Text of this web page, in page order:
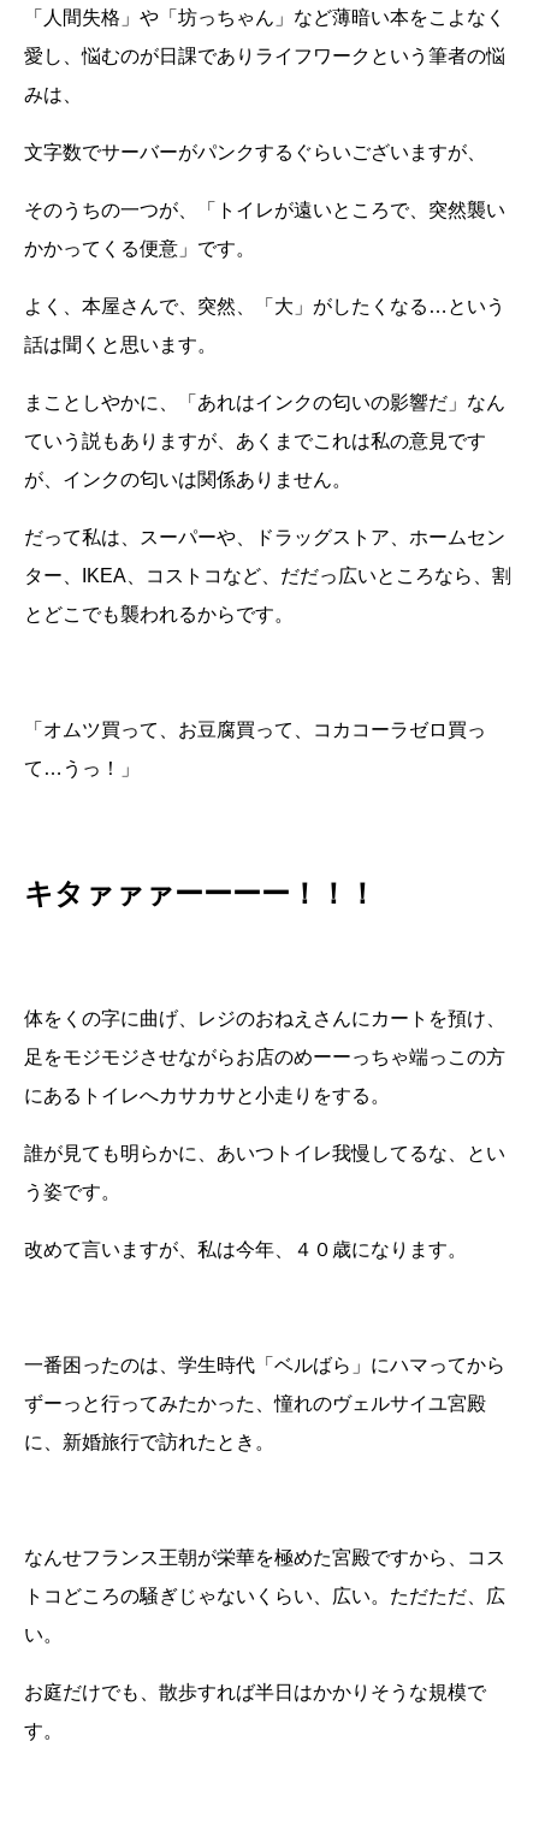
「人間失格」や「坊っちゃん」など薄暗い本をこよなく
愛し、悩むのが日課でありライフワークという筆者の悩
みは、
文字数でサーバーがパンクするぐらいございますが、
そのうちの一つが、「トイレが遠いところで、突然襲い
かかってくる便意」です。
よく、本屋さんで、突然、「大」がしたくなる…という
話は聞くと思います。
まことしやかに、「あれはインクの匂いの影響だ」なん
ていう説もありますが、あくまでこれは私の意見です
が、インクの匂いは関係ありません。
だって私は、スーパーや、ドラッグストア、ホームセン
ター、IKEA、コストコなど、だだっ広いところなら、割
とどこでも襲われるからです。
「オムツ買って、お豆腐買って、コカコーラゼロ買っ
て…うっ！」
キタァァァーーーー！！！
体をくの字に曲げ、レジのおねえさんにカートを預け、
足をモジモジさせながらお店のめーーっちゃ端っこの方
にあるトイレへカサカサと小走りをする。
誰が見ても明らかに、あいつトイレ我慢してるな、とい
う姿です。
改めて言いますが、私は今年、４０歳になります。
一番困ったのは、学生時代「ベルばら」にハマってから
ずーっと行ってみたかった、憧れのヴェルサイユ宮殿
に、新婚旅行で訪れたとき。
なんせフランス王朝が栄華を極めた宮殿ですから、コス
トコどころの騒ぎじゃないくらい、広い。ただただ、広
い。
お庭だけでも、散歩すれば半日はかかりそうな規模で
す。